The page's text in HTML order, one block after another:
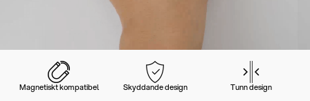
Magnetiskt kompatibel Skyddande design Tunn design